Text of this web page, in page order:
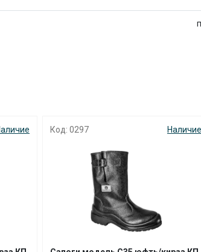
Код: 0297 Наличие
800 302-02-51